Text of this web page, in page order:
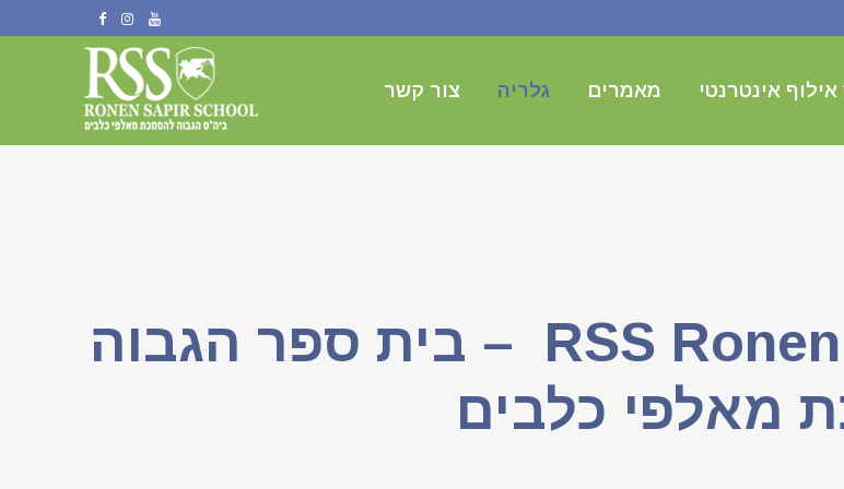
אינטרנטי מאמרים גלריה צור קשר
תמונות RSS Ronen Sapir School – בית ספר הגבוה
מאלפי כלבים